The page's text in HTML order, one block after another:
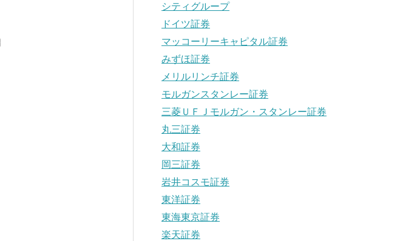
シティグループ
ドイツ証券
マッコーリーキャピタル証券
みずほ証券
メリルリンチ証券
モルガンスタンレー証券
三菱ＵＦＪモルガン・スタンレー証券
丸三証券
大和証券
岡三証券
岩井コスモ証券
東洋証券
東海東京証券
楽天証券